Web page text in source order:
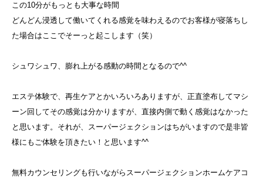
この10分がもっとも大事な時間
どんどん浸透して働いてくれる感覚を味わえるのでお客様が寝落ちし
た場合はここでそーっと起こします（笑）
シュワシュワ、膨れ上がる感動の時間となるので^^
エステ体験で、再生ケアとかいろいろありますが、正直塗布してマシ
ーン回してその感覚は分かりますが、直接内側で動く感覚はなかった
と思います。それが、スーパージェクションはちがいますので是非皆
様にもご体験を頂きたい！と思います^^
無料カウンセリングも行いながらスーパージェクションホームケアコ